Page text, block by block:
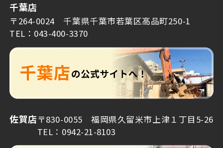
千葉店
〒264-0024 千葉県千葉市若葉区高品町250-1
TEL：043-400-3370
佐賀店〒830-0055 福岡県久留米市上津１丁目5-26
TEL：0942-21-8103